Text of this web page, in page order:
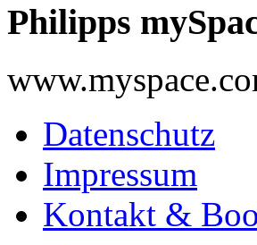
Philipps
Datenschutz
Impressum
Kontakt &